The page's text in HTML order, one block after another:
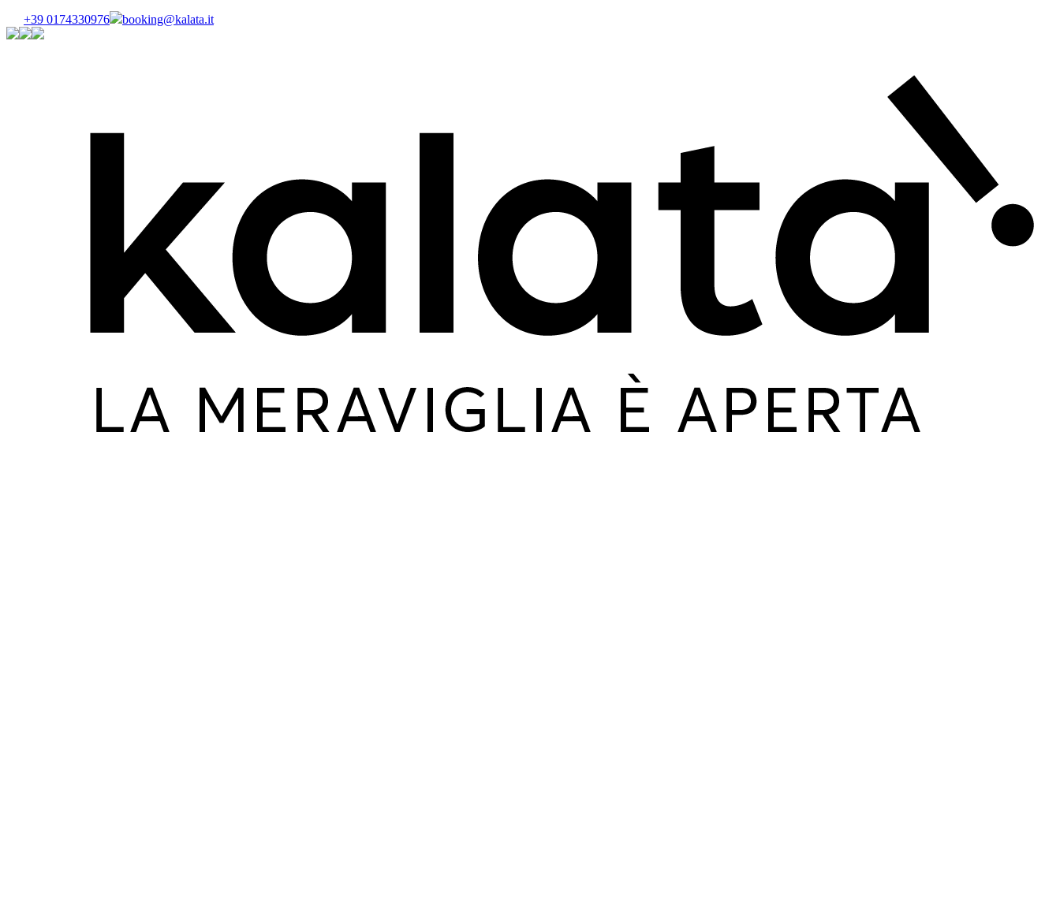
+39 0174330976 booking@kalata.it